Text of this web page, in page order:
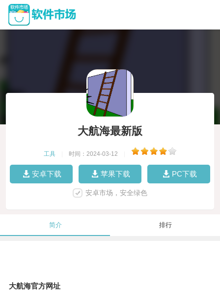
大航海最新版
工具 时间：2024-03-12
安卓下载 苹果下载 PC下载
安卓市场，安全绿色
简介 排行
大航海官方网址